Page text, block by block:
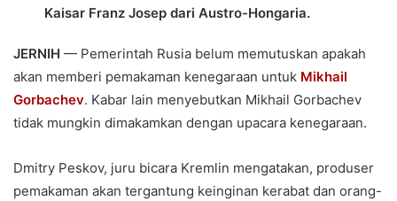
Kaisar Franz Josep dari Austro-Hongaria.
JERNIH — Pemerintah Rusia belum memutuskan apakah
akan memberi pemakaman kenegaraan untuk Mikhail
Gorbachev. Kabar lain menyebutkan Mikhail Gorbachev
tidak mungkin dimakamkan dengan upacara kenegaraan.
Dmitry Peskov, juru bicara Kremlin mengatakan, produser
pemakaman akan tergantung keinginan kerabat dan orang-